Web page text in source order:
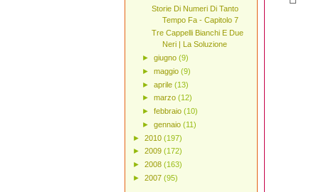
Storie Di Numeri Di Tanto
Tempo Fa - Capitolo 7
Tre Cappelli Bianchi E Due
Neri | La Soluzione
► giugno (9)
► maggio (9)
► aprile (13)
► marzo (12)
► febbraio (10)
► gennaio (11)
► 2010 (197)
► 2009 (172)
► 2008 (163)
► 2007 (95)